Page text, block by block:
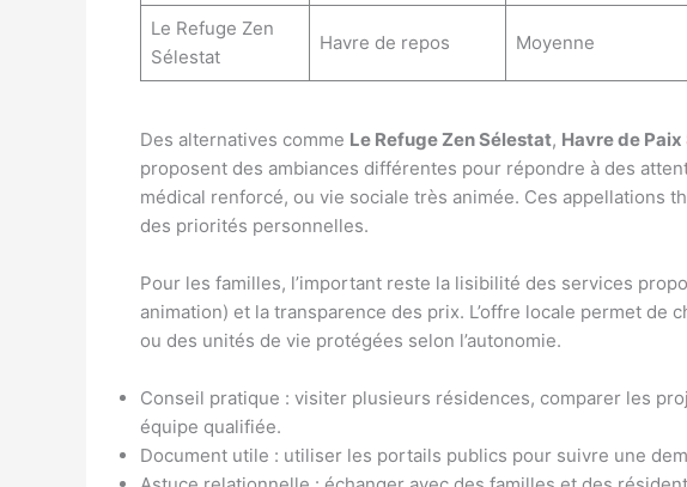
Le Refuge Zen
Sélestat
Havre de repos Moyenne
Des alternatives comme Le Refuge Zen Sélestat, Havre de
proposent des ambiances différentes pour répondre à des
médical renforcé, ou vie sociale très animée. Ces appellations
des priorités personnelles.
Pour les familles, l’important reste la lisibilité des services
animation) et la transparence des prix. L’offre locale permet
ou des unités de vie protégées selon l’autonomie.
Conseil pratique : visiter plusieurs résidences, comparer les
équipe qualifiée.
Document utile : utiliser les portails publics pour suivre une